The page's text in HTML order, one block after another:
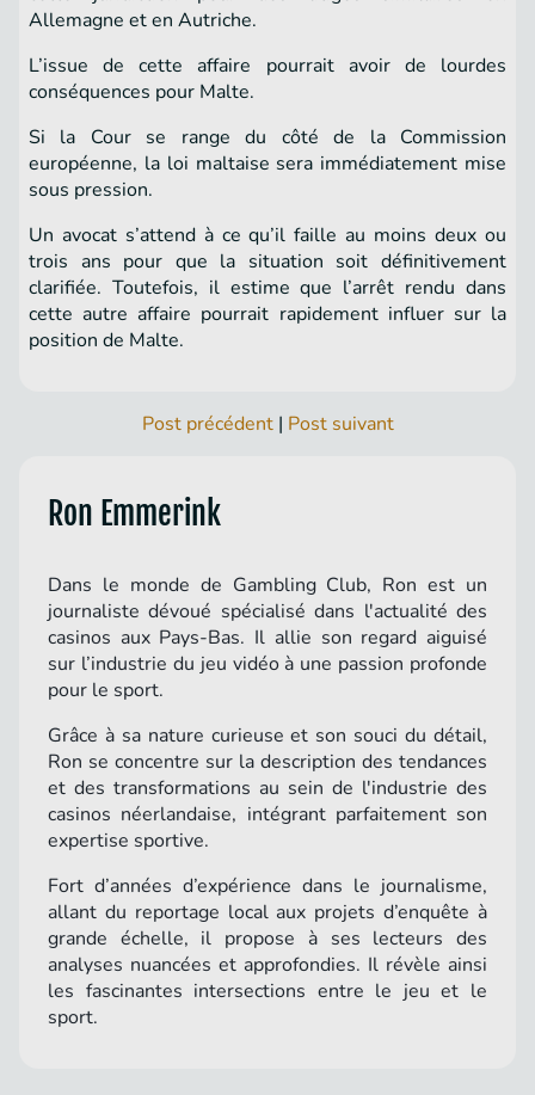
Allemagne et en Autriche.
L’issue de cette affaire pourrait avoir de lourdes
conséquences pour Malte.
Si la Cour se range du côté de la Commission
européenne, la loi maltaise sera immédiatement mise
sous pression.
Un avocat s’attend à ce qu’il faille au moins deux ou
trois ans pour que la situation soit définitivement
clarifiée. Toutefois, il estime que l’arrêt rendu dans
cette autre affaire pourrait rapidement influer sur la
position de Malte.
Post précédent| Post suivant
Ron Emmerink
Dans le monde de Gambling Club, Ron est un
journaliste dévoué spécialisé dans l'actualité des
casinos aux Pays-Bas. Il allie son regard aiguisé
sur l’industrie du jeu vidéo à une passion profonde
pour le sport.
Grâce à sa nature curieuse et son souci du détail,
Ron se concentre sur la description des tendances
et des transformations au sein de l'industrie des
casinos néerlandaise, intégrant parfaitement son
expertise sportive.
Fort d’années d’expérience dans le journalisme,
allant du reportage local aux projets d’enquête à
grande échelle, il propose à ses lecteurs des
analyses nuancées et approfondies. Il révèle ainsi
les fascinantes intersections entre le jeu et le
sport.